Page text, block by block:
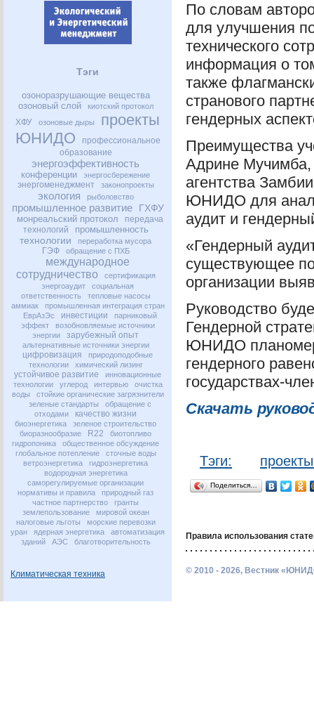
Тэги
озоноразрушающие вещества
озоновый слой
киотский протокол
ХФУ озоновые дыры
проекты
ЮНИДО
профессиональное
образование
энергоэффективность
конференции энергосбережение
энергоменеджмент законопроекты
экология рыболовство
промышленное развитие ГХФУ
монреальский протокол
передача
технологий
промышленность
технологии переработка мусора
ГЭФ обращение с ПХБ
международное
сотрудничество
сертификация
энергоаудит
социальная
ответственность
тепловые насосы
аммиак
промышленная интеграция стран
ЕврАзЭс
инвестиции
парниковый
эффект
возобновляемые источники
энергии
зарубежный опыт
альтернативные источники энергии
цифровизация
природоподобные
технологии
химический лизинг
устойчивое развитие
инновационные
технологии
углерод интервью
очистка
воды
стойкие органические загрязнители
зеленые стандарты
обращение с
отходами
качество жизни
биоэнергетика
зеленое строительство
биоразнообразие
R22
биотопливо
гидропоника
общественное обсуждение
глобальное потепление
сточные воды
ветроэнергетика
гидроэнергетика
водородная энергетика
саморегулируемые организации
нормативы и правила
природный газ
частное партнерство
гранты
землепользование
мировой океан
налоговые льготы
морские перевозки
уран
ядерная энергетика
автоматизация
зданий
АЭС благотворительность
Климатическая техника
По словам
для улучшения
технического
информация о
также
странового
гендерных
Преимущества
Адрине Мучимба,
агентства
ЮНИДО для
аудит и
«Гендерный
существующее
организации
Руководство
Гендерной
ЮНИДО
гендерного
государствах-
Скачать
Тэги:
Поделиться…
Правила использования
© 2010 - 2026, Вестник